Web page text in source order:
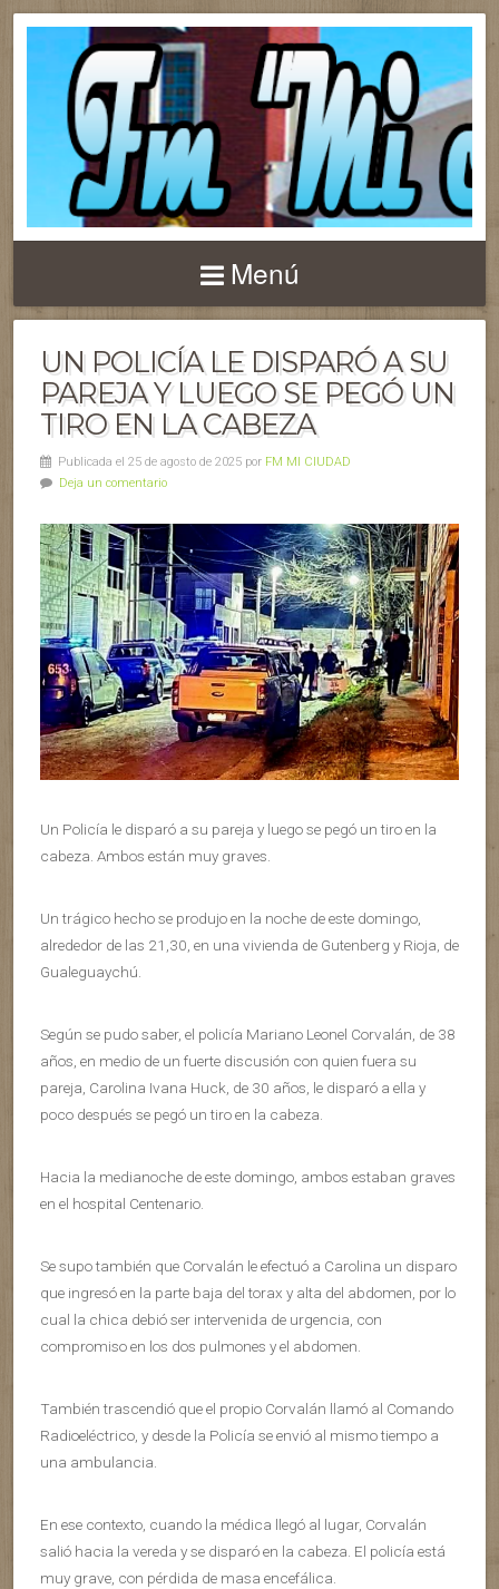
Menú
UN POLICÍA LE DISPARÓ A SU
PAREJA Y LUEGO SE PEGÓ UN
TIRO EN LA CABEZA
Publicada el 25 de agosto de 2025 por FM MI CIUDAD
Deja un comentario
Un Policía le disparó a su pareja y luego se pegó un tiro en la
cabeza. Ambos están muy graves.
Un trágico hecho se produjo en la noche de este domingo,
alrededor de las 21,30, en una vivienda de Gutenberg y Rioja, de
Gualeguaychú.
Según se pudo saber, el policía Mariano Leonel Corvalán, de 38
años, en medio de un fuerte discusión con quien fuera su
pareja, Carolina Ivana Huck, de 30 años, le disparó a ella y
poco después se pegó un tiro en la cabeza.
Hacia la medianoche de este domingo, ambos estaban graves
en el hospital Centenario.
Se supo también que Corvalán le efectuó a Carolina un disparo
que ingresó en la parte baja del torax y alta del abdomen, por lo
cual la chica debió ser intervenida de urgencia, con
compromiso en los dos pulmones y el abdomen.
También trascendió que el propio Corvalán llamó al Comando
Radioeléctrico, y desde la Policía se envió al mismo tiempo a
una ambulancia.
En ese contexto, cuando la médica llegó al lugar, Corvalán
salió hacia la vereda y se disparó en la cabeza. El policía está
muy grave, con pérdida de masa encefálica.